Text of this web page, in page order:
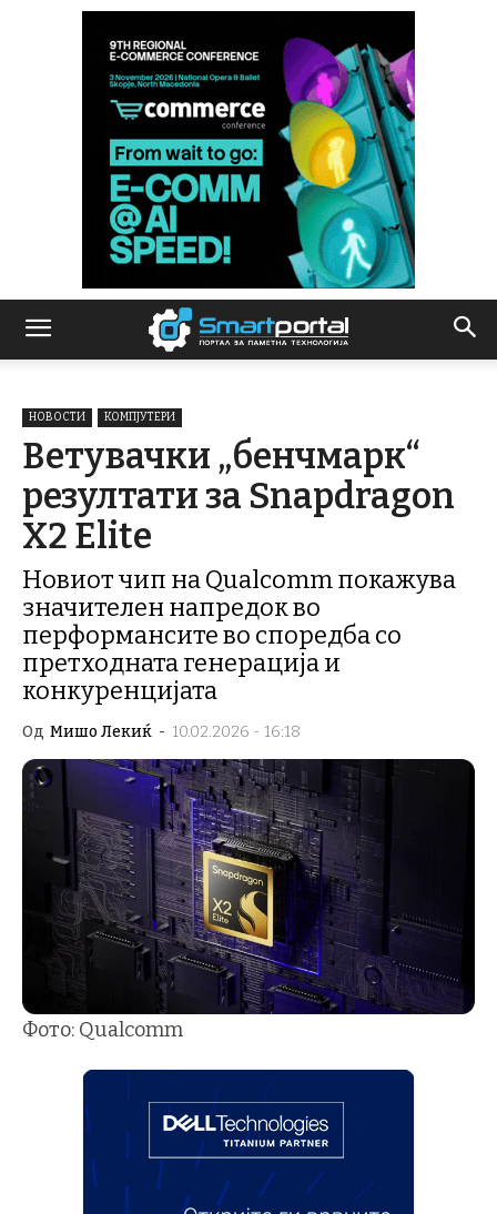
НОВОСТИ КОМПЈУТЕРИ
Ветувачки „бенчмарк“
резултати за Snapdragon
X2 Elite
Новиот чип на Qualcomm покажува
значителен напредок во
перформансите во споредба со
претходната генерација и
конкуренцијата
Од Мишо Лекиќ - 10.02.2026 - 16:18
Фото: Qualcomm